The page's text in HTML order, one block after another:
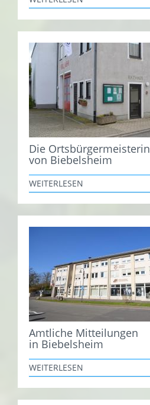
Die Ortsbürgermeisterin
von Biebelsheim
WEITERLESEN
Amtliche Mitteilungen
in Biebelsheim
WEITERLESEN